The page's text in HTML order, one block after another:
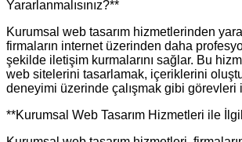
Yararlanmalısınız?**
Kurumsal web tasarım hizmetlerinden
firmaların internet üzerinden daha
şekilde iletişim kurmalarını sağlar. Bu
web sitelerini tasarlamak, içeriklerini
deneyimi üzerinde çalışmak gibi görevleri
**Kurumsal Web Tasarım Hizmetleri ile